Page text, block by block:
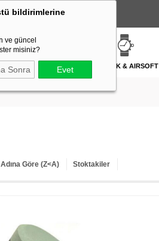
bildirimlerine
ve güncel
misiniz?
Sonra Evet
DAĞCILIK & İŞ GÜVENLİĞİ ATICILIK & AIRSOFT
Göre (Z<A) Stoktakiler